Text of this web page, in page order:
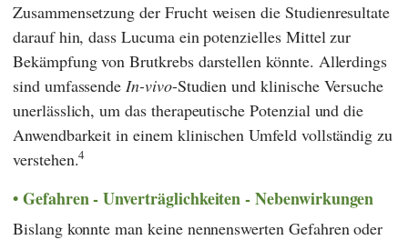
Zusammensetzung der Frucht weisen die Studienresultate
darauf hin, dass Lucuma ein potenzielles Mittel zur
Bekämpfung von Brutkrebs darstellen könnte. Allerdings
sind umfassendeIn-vivo-Studien und klinische Versuche
unerlässlich, um das therapeutische Potenzial und die
Anwendbarkeit in einem klinischen Umfeld vollständig zu
verstehen.4
Gefahren - Unverträglichkeiten - Nebenwirkungen
Bislang konnte man keine nennenswerten Gefahren oder